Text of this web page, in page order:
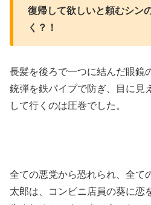
復帰して欲しいと頼むシン
く？！
長髪を後ろで一つに結んだ眼鏡
銃弾を鉄パイプで防ぎ、目に見
して行くのは圧巻でした。
全ての悪党から恐れられ、全て
太郎は、コンビニ店員の葵に恋